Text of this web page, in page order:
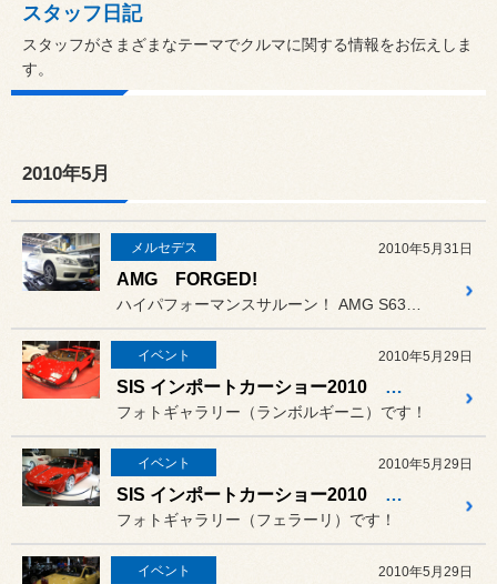
スタッフ日記
スタッフがさまざまなテーマでクルマに関する情報をお伝えしま
す。
2010年5月
メルセデス 2010年5月31日
AMG FORGED!
イベント 2010年5月29日
SIS インポートカーショー2010 その６！
フォトギャラリー（ランボルギーニ）です！
イベント 2010年5月29日
SIS インポートカーショー2010 その５！
フォトギャラリー（フェラーリ）です！
イベント 2010年5月29日